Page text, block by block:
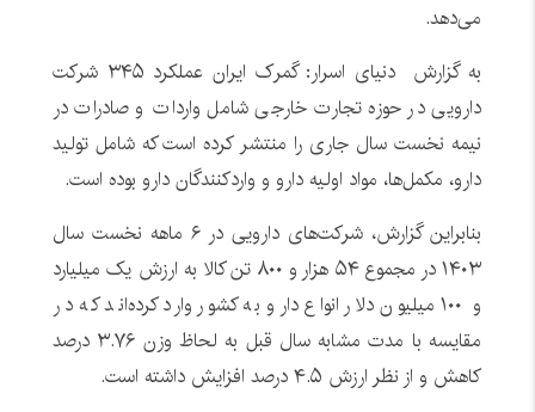
می‌دهد.
به گزارش دنیای اسرار: گمرک ایران عملکرد ۳۴۵ شرکت‌
دارویی در حوزه تجارت خارجی شامل واردات و صادرات در
نیمه نخست سال جاری را منتشر کرده است که شامل تولید
دارو، مکمل‌ها، مواد اولیه دارو و واردکنندگان دارو بوده است.
بنابراین گزارش، شرکت‌های دارویی در ۶ ماهه نخست سال
۱۴۰۳ در مجموع ۵۴ هزار و ۸۰۰ تن کالا به ارزش یک میلیارد
و ۱۰۰ میلیون دلار انواع دارو به کشور وارد کرده‌اند که در
مقایسه با مدت مشابه سال قبل به لحاظ وزن ۳.۷۶ درصد
کاهش و از نظر ارزش ۴.۵ درصد افزایش داشته است.